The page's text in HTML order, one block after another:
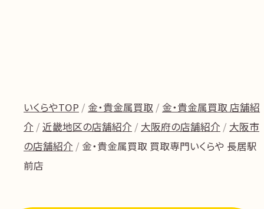
いくらやTOP 金・貴金属買取
金・貴金属買取 店舗紹
介
近畿地区の店舗紹介 大阪府の店舗紹介
大阪市
の店舗紹介
金・貴金属買取 買取専門いくらや 長居駅
前店